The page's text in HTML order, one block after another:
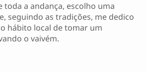
toda a andança, escolho uma
seguindo as tradições, me dedico
hábito local de tomar um
o vaivém.